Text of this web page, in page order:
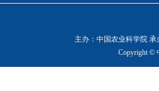
主办：中国农业科学院
Copyright ©